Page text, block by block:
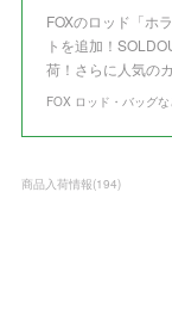
FOXのロッド「ホ
トを追加！
荷！さらに人気の
FOX ロッド・バッグな
商品入荷情報(194)